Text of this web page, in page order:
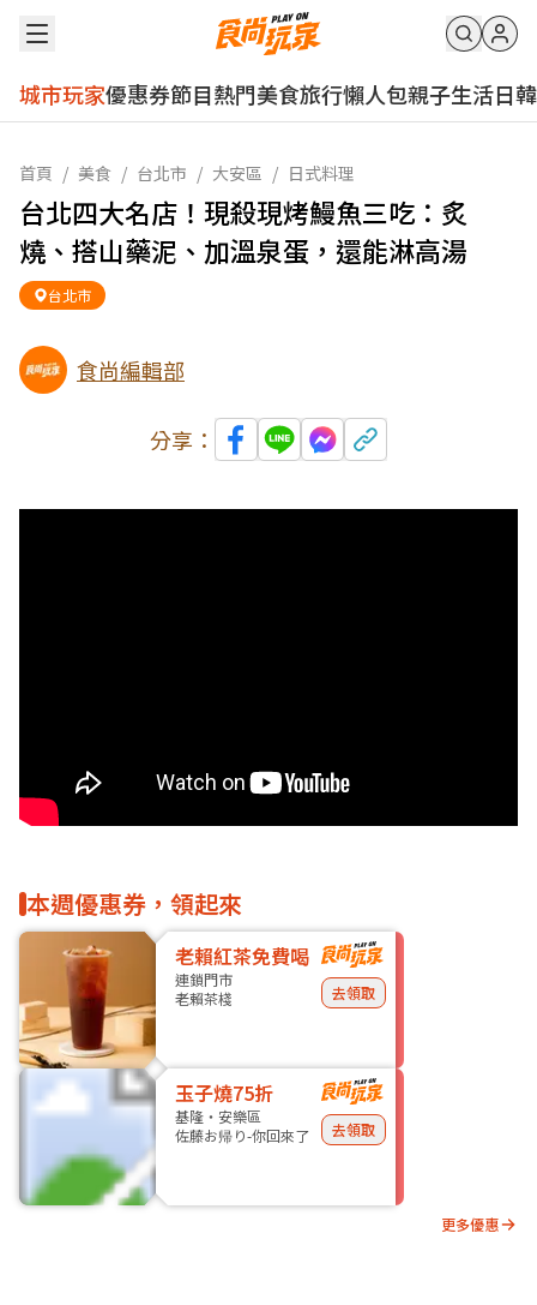
城市玩家優惠券節目熱門美食旅行懶人包親子生活日韓
首頁 / 美食 / 台北市 / 大安區 / 日式料理
台北四大名店！現殺現烤鰻魚三吃：炙
燒、搭山藥泥、加溫泉蛋，還能淋高湯
台北市
食尚編輯部
分享：
本週優惠券，領起來
老賴紅茶免費喝
連鎖門市
老賴茶棧
去領取
玉子燒75折
基隆・安樂區
佐藤お帰り-你回來了
去領取
更多優惠